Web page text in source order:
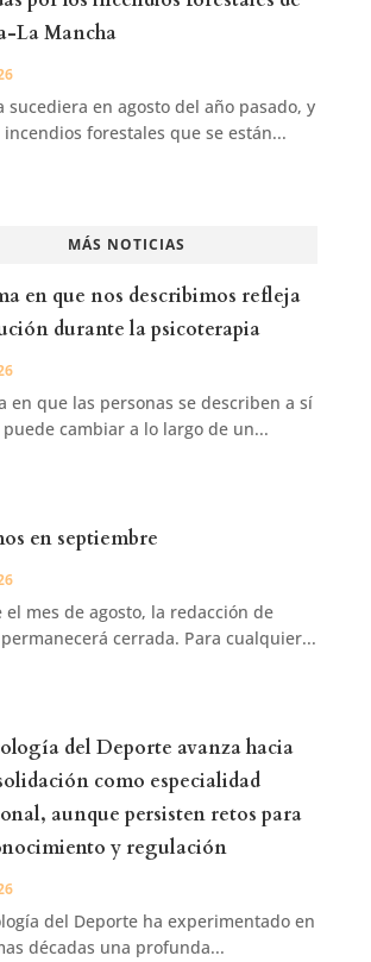
La Mancha
sucediera en agosto del año pasado, y
forestales que se están...
MÁS NOTICIAS
en que nos describimos refleja
durante la psicoterapia
en que las personas se describen a sí
puede cambiar a lo largo de un...
en septiembre
el mes de agosto, la redacción de
cerrada. Para cualquier...
del Deporte avanza hacia
como especialidad
aunque persisten retos para
y regulación
del Deporte ha experimentado en
décadas una profunda...